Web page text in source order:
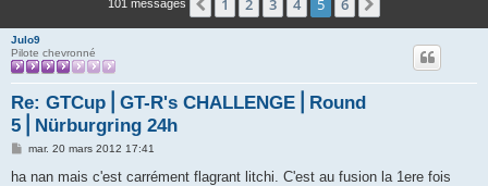
101 messages Précédente
Julo9
Pilote chevronné
Re: GTCup⎪GT-R's CHALLENGE⎪Round
5⎪Nürburgring 24h
M
s
mar. 20 mars 2012 17:41
ha nan mais c'est carrément flagrant litchi. C'est au fusion la 1ere fois